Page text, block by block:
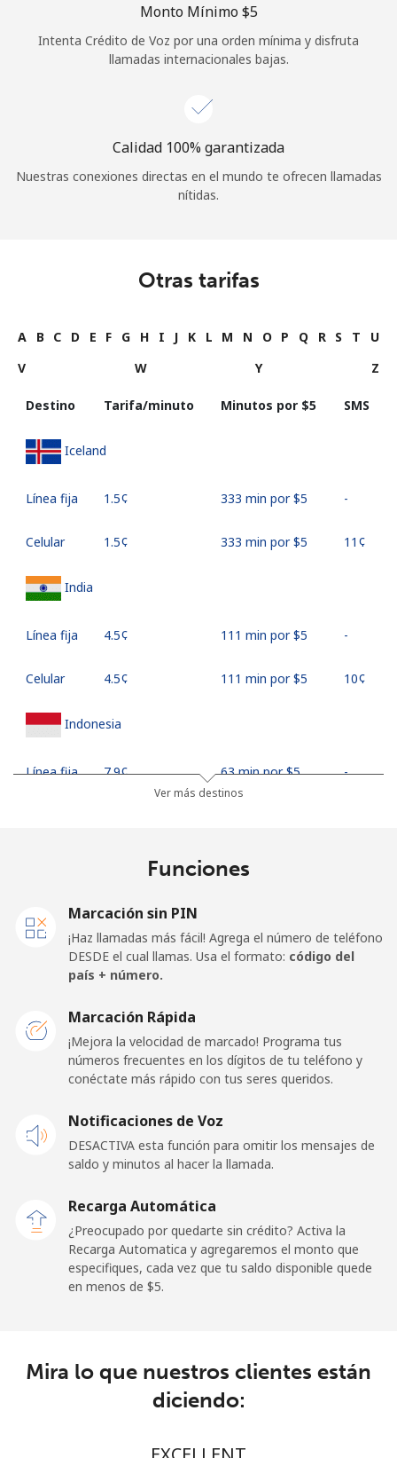
Monto Mínimo ⁦$5⁩
Intenta Crédito de Voz por una orden mínima y disfruta
llamadas internacionales bajas.
Calidad 100% garantizada
Nuestras conexiones directas en el mundo te ofrecen llamadas
nítidas.
Otras tarifas
A B C D E F G H I J K L M N O P Q R S T
U
V
W Y Z
Destino Tarifa/minuto Minutos por ⁦$5⁩ SMS
Iceland
Línea fija ⁦1.5¢⁩ 333 min por ⁦$5⁩ -
Celular ⁦1.5¢⁩ 333 min por ⁦$5⁩ ⁦11¢⁩
India
Línea fija ⁦4.5¢⁩ 111 min por ⁦$5⁩ -
Celular ⁦4.5¢⁩ 111 min por ⁦$5⁩ ⁦10¢⁩
Indonesia
Línea fija ⁦7.9¢⁩ 63 min por ⁦$5⁩ -
Línea fija ⁦27.5¢⁩ 18 min por ⁦$5⁩ -
Iraq
Línea fija ⁦26.9¢⁩ 18 min por ⁦$5⁩
Celular ⁦29.5¢⁩ 16 min por ⁦$5⁩
Ireland
Línea fija ⁦1.6¢⁩ 312 min por ⁦$5⁩ -
⁦2.5¢⁩ 200 min por ⁦$5⁩ -
Línea fija 102 min por ⁦$5⁩
35 min por ⁦$5⁩
Ver más destinos
Funciones
Marcación sin PIN
¡Haz llamadas más fácil! Agrega el número de teléfono
DESDE el cual llamas. Usa el formato: código del
país + número.
Marcación Rápida
¡Mejora la velocidad de marcado! Programa tus
números frecuentes en los dígitos de tu teléfono y
conéctate más rápido con tus seres queridos.
Notificaciones de Voz
DESACTIVA esta función para omitir los mensajes de
saldo y minutos al hacer la llamada.
Recarga Automática
¿Preocupado por quedarte sin crédito? Activa la
Recarga Automatica y agregaremos el monto que
especifiques, cada vez que tu saldo disponible quede
en menos de ⁦$5⁩.
Mira lo que nuestros clientes están
diciendo: